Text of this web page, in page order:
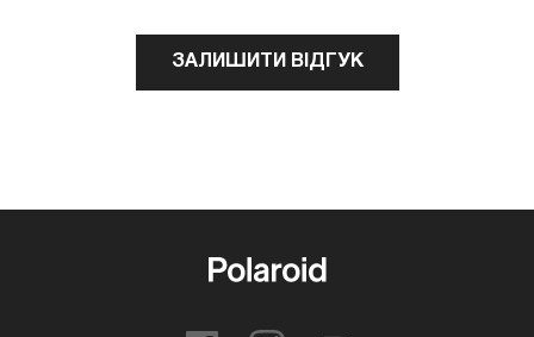
ЗАЛИШИТИ ВІДГУК